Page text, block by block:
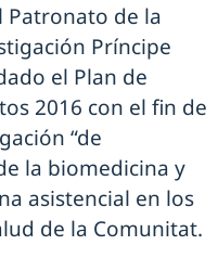
Patronato de la
Príncipe
el Plan de
2016 con el fin de
“de
la biomedicina y
asistencial en los
de la Comunitat.